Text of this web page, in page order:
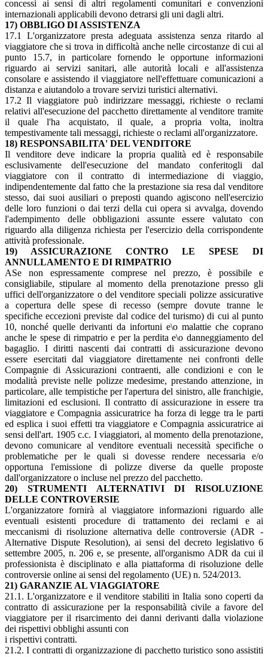
concessi ai sensi di altri regolamenti comunitari e convenzioni
internazionali applicabili devono detrarsi gli uni dagli altri.
17) OBBLIGO DI ASSISTENZA
17.1 L'organizzatore presta adeguata assistenza senza ritardo al
viaggiatore che si trova in difficoltà anche nelle circostanze di cui al
punto 15.7, in particolare fornendo le opportune informazioni
riguardo ai servizi sanitari, alle autorità locali e all'assistenza
consolare e assistendo il viaggiatore nell'effettuare comunicazioni a
distanza e aiutandolo a trovare servizi turistici alternativi.
17.2 Il viaggiatore può indirizzare messaggi, richieste o reclami
relativi all'esecuzione del pacchetto direttamente al venditore tramite
il quale l'ha acquistato, il quale, a propria volta, inoltra
tempestivamente tali messaggi, richieste o reclami all'organizzatore.
18) RESPONSABILITA' DEL VENDITORE
Il venditore deve indicare la propria qualità ed è responsabile
esclusivamente dell'esecuzione del mandato conferitogli dal
viaggiatore con il contratto di intermediazione di viaggio,
indipendentemente dal fatto che la prestazione sia resa dal venditore
stesso, dai suoi ausiliari o preposti quando agiscono nell'esercizio
delle loro funzioni o dai terzi della cui opera si avvalga, dovendo
l'adempimento delle obbligazioni assunte essere valutato con
riguardo alla diligenza richiesta per l'esercizio della corrispondente
attività professionale.
19) ASSICURAZIONE CONTRO LE SPESE DI
ANNULLAMENTO E DI RIMPATRIO
ASe non espressamente comprese nel prezzo, è possibile e
consigliabile, stipulare al momento della prenotazione presso gli
uffici dell'organizzatore o del venditore speciali polizze assicurative
a copertura delle spese di recesso (sempre dovute tranne le
specifiche eccezioni previste dal codice del turismo) di cui al punto
10, nonché quelle derivanti da infortuni e\o malattie che coprano
anche le spese di rimpatrio e per la perdita e\o danneggiamento del
bagaglio. I diritti nascenti dai contratti di assicurazione devono
essere esercitati dal viaggiatore direttamente nei confronti delle
Compagnie di Assicurazioni contraenti, alle condizioni e con le
modalità previste nelle polizze medesime, prestando attenzione, in
particolare, alle tempistiche per l'apertura del sinistro, alle franchigie,
limitazioni ed esclusioni. Il contratto di assicurazione in essere tra
viaggiatore e Compagnia assicuratrice ha forza di legge tra le parti
ed esplica i suoi effetti tra viaggiatore e Compagnia assicuratrice ai
sensi dell'art. 1905 c.c. I viaggiatori, al momento della prenotazione,
devono comunicare al venditore eventuali necessità specifiche o
problematiche per le quali si dovesse rendere necessaria e/o
opportuna l'emissione di polizze diverse da quelle proposte
dall'organizzatore o incluse nel prezzo del pacchetto.
20) STRUMENTI ALTERNATIVI DI RISOLUZIONE
DELLE CONTROVERSIE
L'organizzatore fornirà al viaggiatore informazioni riguardo alle
eventuali esistenti procedure di trattamento dei reclami e ai
meccanismi di risoluzione alternativa delle controversie (ADR -
Alternative Dispute Resolution), ai sensi del decreto legislativo 6
settembre 2005, n. 206 e, se presente, all'organismo ADR da cui il
professionista è disciplinato e alla piattaforma di risoluzione delle
controversie online ai sensi del regolamento (UE) n. 524/2013.
21) GARANZIE AL VIAGGIATORE
21.1. L'organizzatore e il venditore stabiliti in Italia sono coperti da
contratto di assicurazione per la responsabilità civile a favore del
viaggiatore per il risarcimento dei danni derivanti dalla violazione
dei rispettivi obblighi assunti con
i rispettivi contratti.
21.2. I contratti di organizzazione di pacchetto turistico sono assistiti